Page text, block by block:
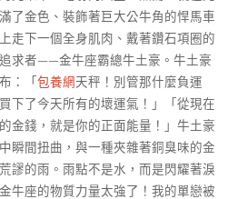
了金色、裝飾著巨大公牛角的悍馬車
走下一個全身肌肉、戴著鑽石項圈的
求者——金牛座霸總牛土豪。牛土豪
：「 包養網天秤！別管那什麼負運
下了今天所有的壞運氣！」「從現在
金錢，就是你的正面能量！」牛土豪
瞬間扭曲，與一種夾雜著銅臭味的金
謬的雨。雨點不是水，而是閃耀著淚
牛座的物質力量太強了！我的單戀被